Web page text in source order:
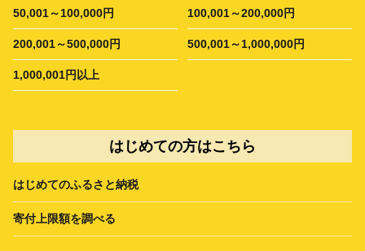
50,001～100,000円 100,001～200,000円
200,001～500,000円 500,001～1,000,000円
1,000,001円以上
はじめての方はこちら
はじめてのふるさと納税
寄付上限額を調べる